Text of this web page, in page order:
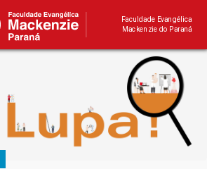
Faculdade Evangélica
Mackenzie do Paraná